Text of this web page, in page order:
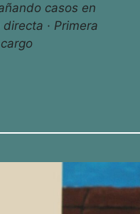
casos en
· Primera